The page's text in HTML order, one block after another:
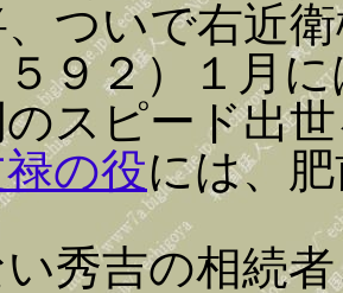
ついで右近
９２）１月
スピード出
の役には、
秀吉の相続